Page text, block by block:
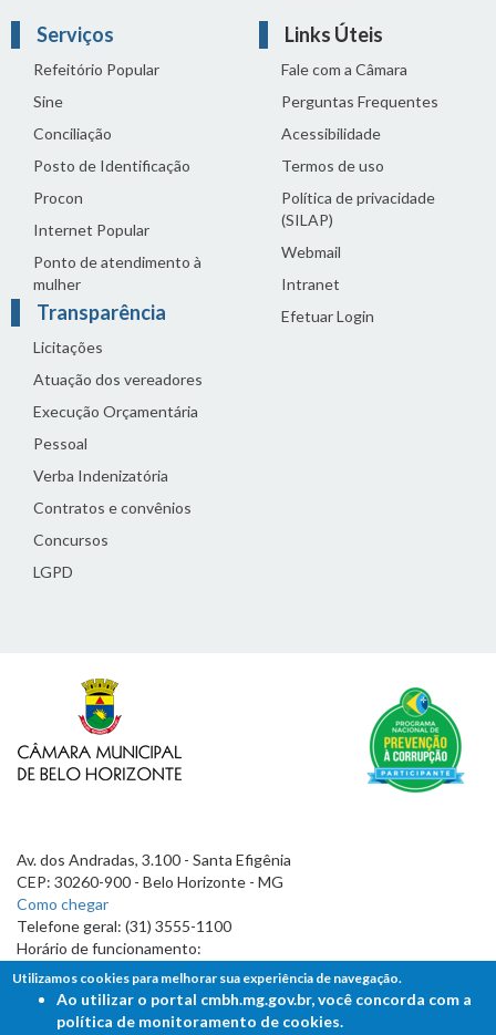
Serviços
Refeitório Popular
Sine
Conciliação
Posto de Identificação
Procon
Internet Popular
Ponto de atendimento à
mulher
Transparência
Licitações
Atuação dos vereadores
Execução Orçamentária
Pessoal
Verba Indenizatória
Contratos e convênios
Concursos
LGPD
Links Úteis
Fale com a Câmara
Perguntas Frequentes
Acessibilidade
Termos de uso
Política de privacidade
(SILAP)
Webmail
Intranet
Efetuar Login
Av. dos Andradas, 3.100 - Santa Efigênia
CEP: 30260-900 - Belo Horizonte - MG
Como chegar
Telefone geral: (31) 3555-1100
Horário de funcionamento:
7h às 19h
Utilizamos cookies para melhorar sua experiência de navegação.
Ao utilizar o portal cmbh.mg.gov.br, você concorda com a
política de monitoramento de cookies.